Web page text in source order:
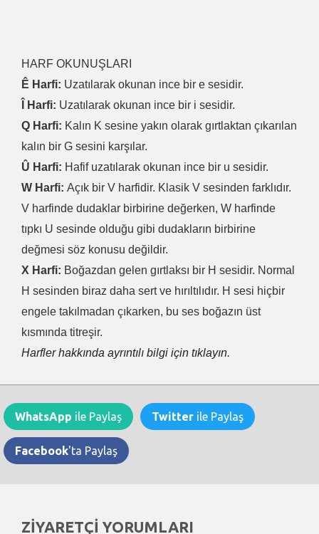
HARF OKUNUŞLARI
Ê Harfi: Uzatılarak okunan ince bir e sesidir.
Î Harfi: Uzatılarak okunan ince bir i sesidir.
Q Harfi: Kalın K sesine yakın olarak gırtlaktan çıkarılan
kalın bir G sesini karşılar.
Û Harfi: Hafif uzatılarak okunan ince bir u sesidir.
W Harfi: Açık bir V harfidir. Klasik V sesinden farklıdır.
V harfinde dudaklar birbirine değerken, W harfinde
tıpkı U sesinde olduğu gibi dudakların birbirine
değmesi söz konusu değildir.
X Harfi: Boğazdan gelen gırtlaksı bir H sesidir. Normal
H sesinden biraz daha sert ve hırıltılıdır. H sesi hiçbir
engele takılmadan çıkarken, bu ses boğazın üst
kısmında titreşir.
Harfler hakkında ayrıntılı bilgi için tıklayın.
WhatsApp ile Paylaş Twitter ile Paylaş
Facebook'ta Paylaş
ZİYARETÇİ YORUMLARI